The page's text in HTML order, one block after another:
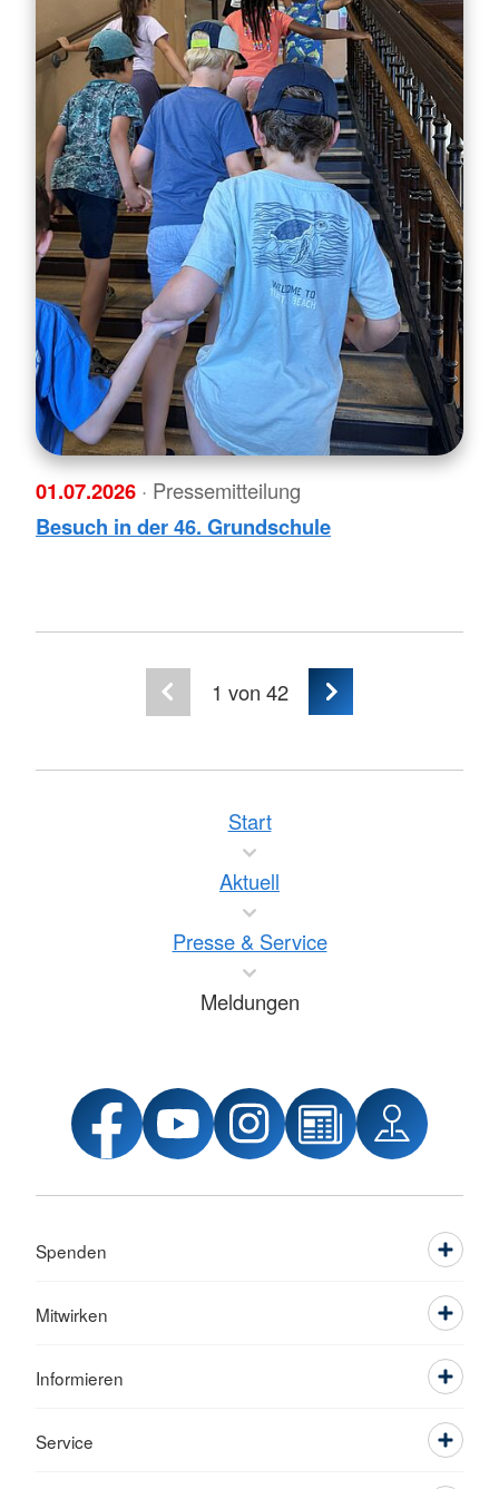
01.07.2026 · Pressemitteilung
Besuch in der 46. Grundschule
1 von 42
Start
Aktuell
Presse & Service
Meldungen
Spenden
Mitwirken
Informieren
Service